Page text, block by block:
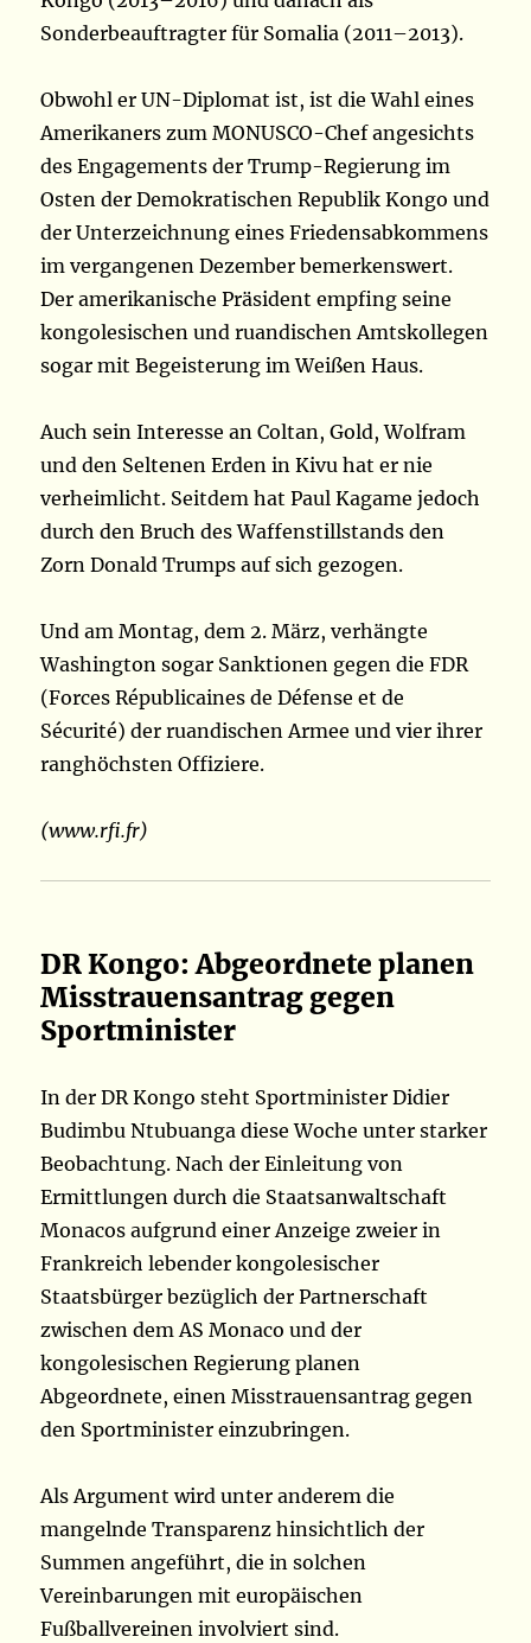
Sonderbeauftragter für Somalia (2011–2013).
Obwohl er UN-Diplomat ist, ist die Wahl eines
Amerikaners zum MONUSCO-Chef angesichts
des Engagements der Trump-Regierung im
Osten der Demokratischen Republik Kongo und
der Unterzeichnung eines Friedensabkommens
im vergangenen Dezember bemerkenswert.
Der amerikanische Präsident empfing seine
kongolesischen und ruandischen Amtskollegen
sogar mit Begeisterung im Weißen Haus.
Auch sein Interesse an Coltan, Gold, Wolfram
und den Seltenen Erden in Kivu hat er nie
verheimlicht. Seitdem hat Paul Kagame jedoch
durch den Bruch des Waffenstillstands den
Zorn Donald Trumps auf sich gezogen.
Und am Montag, dem 2. März, verhängte
Washington sogar Sanktionen gegen die FDR
(Forces Républicaines de Défense et de
Sécurité) der ruandischen Armee und vier ihrer
ranghöchsten Offiziere.
(www.rfi.fr)
DR Kongo: Abgeordnete planen
Misstrauensantrag gegen
Sportminister
In der DR Kongo steht Sportminister Didier
Budimbu Ntubuanga diese Woche unter starker
Beobachtung. Nach der Einleitung von
Ermittlungen durch die Staatsanwaltschaft
Monacos aufgrund einer Anzeige zweier in
Frankreich lebender kongolesischer
Staatsbürger bezüglich der Partnerschaft
zwischen dem AS Monaco und der
kongolesischen Regierung planen
Abgeordnete, einen Misstrauensantrag gegen
den Sportminister einzubringen.
Als Argument wird unter anderem die
mangelnde Transparenz hinsichtlich der
Summen angeführt, die in solchen
Vereinbarungen mit europäischen
Fußballvereinen involviert sind.